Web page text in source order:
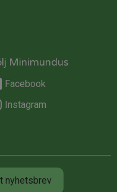
Minimundus
Facebook
Instagram
nyhetsbrev